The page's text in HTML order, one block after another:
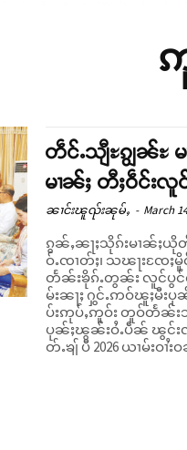
တဵင်ႉသျီႊၵျွၼ်ႊ
မၢၼ်ႈ တီႈဝဵင်းလူ
ၼၢင်းၽူၺ်းၼုမ်ႇ - March
ၵွၼ်ႇၼႃႈသိုၵ်းမၢၼ်ႈ
ဝ်ႉၸၢတ်ႈ၊ သၽႃးၸႄႈ
တႅၼ်းၶိုၵ်ႉတွၼ်း လူင်ပွင်
မ်းၼႃႈ ႁွင်ႉဢဝ်ၽူႈမီး
ပ်းဢုပ်ႇဢူဝ်း တူဝ်တႅၼ်းသို
ပုၼ်ႈၽွၼ်းဝႆႉပဵၼ် ၽွင်းလူင်ၼွၵ်ႈမိူင်း
တ်ႉၶျ် ပီ 2026 ယၢမ်းဝၢႆး